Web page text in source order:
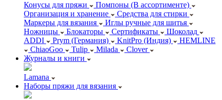
Конусы для пряжи
Помпоны (В ассортименте)
Организация и хранение
Средства для стирки
Маркеры для вязания
Иглы ручные для шитья
Ножницы
Блокаторы Сертификаты
Шоколад
ADDI
Prym (Германия) KnitPro (Индия)
HEMLINE
ChiaoGoo
Tulip Milada
Clover
Журналы и книги
Lamana
Наборы пряжи для вязания